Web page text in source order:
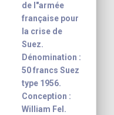
de l"armée
française pour
la crise de
Suez.
Dénomination :
50 francs Suez
type 1956.
Conception :
William Fel.